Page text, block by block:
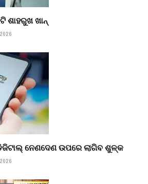
ଶାହରୁଖ ଖାନ୍
ନେଣଦେଣ ଉପରେ ଲାଗିବ ଶୁଳ୍କ